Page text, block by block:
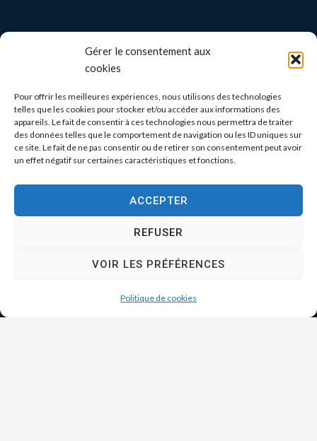
Gérer le consentement aux
cookies
Pour offrir les meilleures expériences, nous utilisons des technologies
telles que les cookies pour stocker et/ou accéder aux informations des
appareils. Le fait de consentir à ces technologies nous permettra de traiter
des données telles que le comportement de navigation ou les ID uniques sur
ce site. Le fait de ne pas consentir ou de retirer son consentement peut avoir
un effet négatif sur certaines caractéristiques et fonctions.
ACCEPTER
REFUSER
VOIR LES PRÉFÉRENCES
Politique de cookies